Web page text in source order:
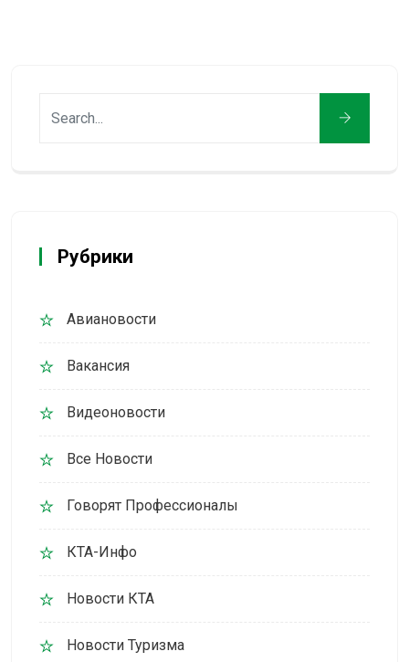
Рубрики
Авиановости
Вакансия
Видеоновости
Все Новости
Говорят Профессионалы
КТА-Инфо
Новости КТА
Новости Туризма